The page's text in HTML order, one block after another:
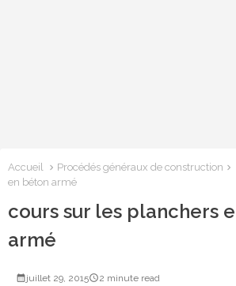
Accueil Procédés généraux de construction
en béton armé
cours sur les planchers
armé
juillet 29, 2015 2 minute read